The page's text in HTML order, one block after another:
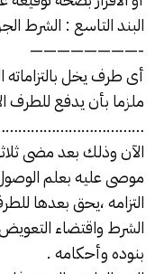
البند التاسع : الشرط
————————-
أى طرف يخل بالتزاماته
ملزما بأن يدفع للطرف
الآن وذلك بعد مضى
موصى عليه بعلم
التزامه ،يحق بعدها
الشرط واقتضاء
بنوده وأحكامه .